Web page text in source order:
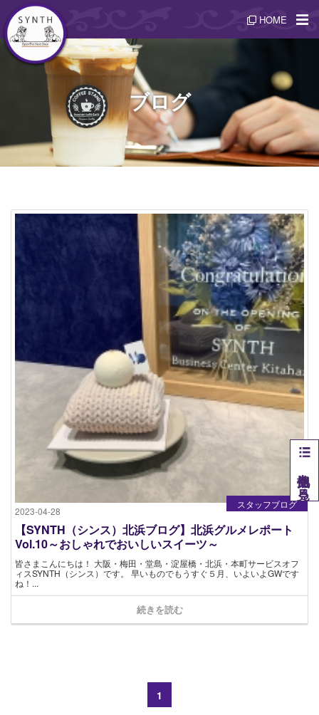
HOME
ブログ
2023-04-28
スタッフブログ
【SYNTH（シンス）北浜ブログ】北浜グルメレポート
Vol.10～おしゃれでおいしいスイーツ～
皆さまこんにちは！ 大阪・梅田・堂島・淀屋橋・北浜・本町サービスオフ
ィスSYNTH（シンス）です​。 早いものでもうすぐ５月、いよいよGWです
ね！...
続きを読む
1
他拠点を見る